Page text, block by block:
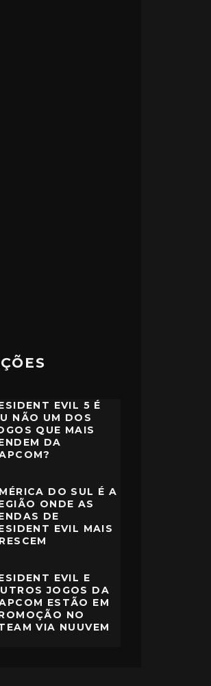
EVIL 5 É
NÃO UM DOS
QUE MAIS
DA
DO SUL É A
ONDE AS
DE
EVIL MAIS
EVIL E
JOGOS DA
ESTÃO EM
NO
VIA NUUVEM